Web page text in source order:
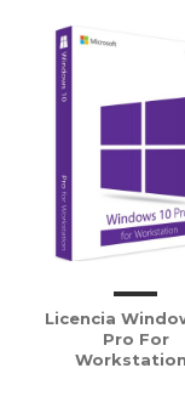
Licencia
Pro For